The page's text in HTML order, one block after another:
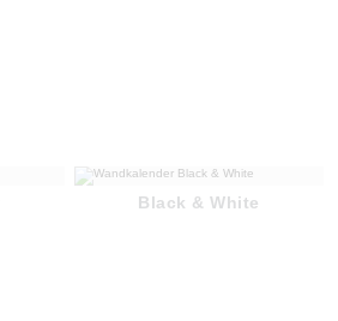
Black & White